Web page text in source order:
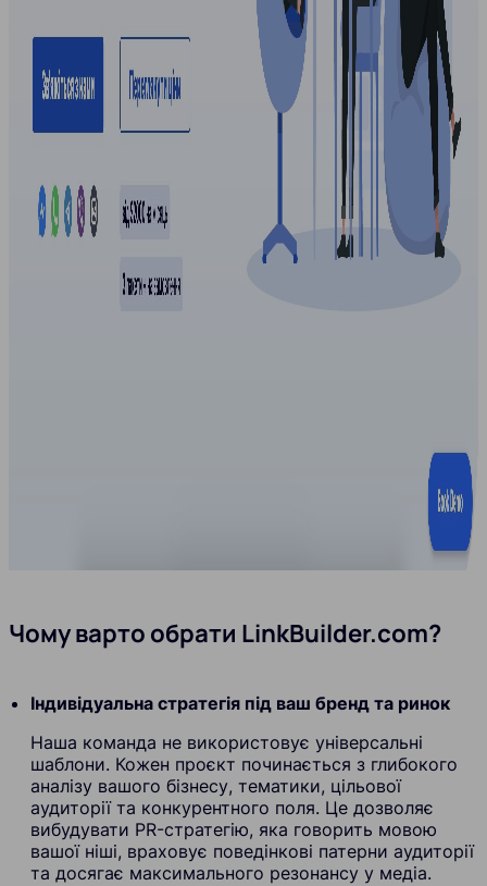
Чому варто обрати LinkBuilder.com?
Індивідуальна стратегія під ваш бренд та ринок
Наша команда не використовує універсальні
шаблони. Кожен проєкт починається з глибокого
аналізу вашого бізнесу, тематики, цільової
аудиторії та конкурентного поля. Це дозволяє
вибудувати PR-стратегію, яка говорить мовою
вашої ніші, враховує поведінкові патерни аудиторії
та досягає максимального резонансу у медіа.